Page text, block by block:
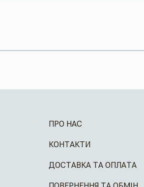
ПРО НАС
КОНТАКТИ
ДОСТАВКА ТА ОПЛАТА